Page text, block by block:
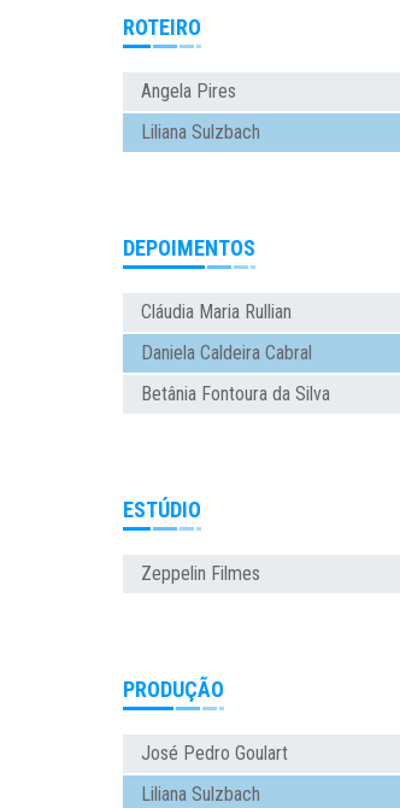
ROTEIRO
Angela Pires
Liliana Sulzbach
DEPOIMENTOS
Cláudia Maria Rullian
Daniela Caldeira Cabral
Betânia Fontoura da Silva
ESTÚDIO
Zeppelin Filmes
PRODUÇÃO
José Pedro Goulart
Liliana Sulzbach